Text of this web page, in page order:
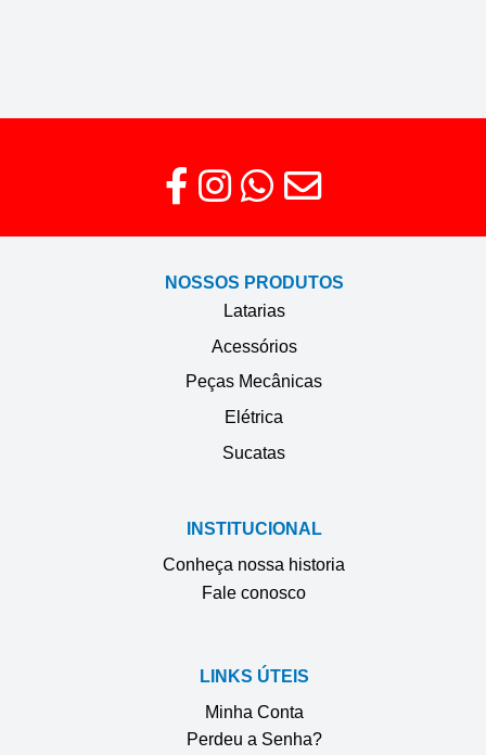
NOSSOS PRODUTOS
Latarias
Acessórios
Peças Mecânicas
Elétrica
Sucatas
INSTITUCIONAL
Conheça nossa historia
Fale conosco
LINKS ÚTEIS
Minha Conta
Perdeu a Senha?